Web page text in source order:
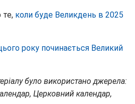
те, коли буде Великдень в 2025
року починається Великий
було використано джерела:
Церковний календар,